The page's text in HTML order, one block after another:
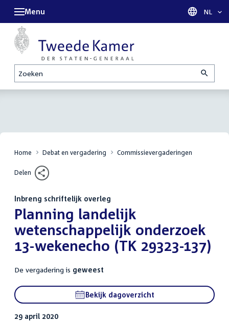
Zoeken
Menu Taal
NL
Home Debat en vergadering Commissievergaderingen
Delen
Inbreng schriftelijk overleg
:Planning landelijk
wetenschappelijk onderzoek
13-wekenecho (TK 29323-137)
De vergadering is geweest
Bekijk dagoverzicht
29 april 2020